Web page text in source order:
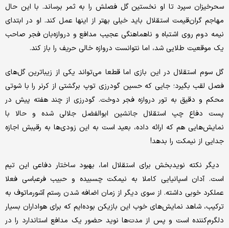
سحرخیزان سپرد تا او نخستین گل فصلش را به ثمر برساند. با این حال
مهاجم گران‌قیمت استقلال باید خیلی بهتر از اینها عمل کند. او در ابتدای
نیمه دوم روی اشتباه و ناهماهنگی عجیب مدافع و دروازه‌بان فجر صاحب
یک موقعیت طلایی شد، اما نتوانست دروازه خالی حریف را باز کند.
گل سوم استقلال در این بازی اما قطعا می‌تواند یکی از زیباترین گل‌های
فصل لقب بگیرد؛ جایی که حسین گودرزی توپ برگشتی از کرنر را با شوتی
محکم و دقیق به تور دروازه فجر دوخت. گودرزی از چند هفته پیش در
پست دفاع چپ استقلال جانشین ابوالفضل جلالی شده و حالا با
نمایش‌هایی هم که ارائه داده، بعید است به این زودی‌ها به رقیبش اجازه
جدایی از نیمکت را بدهد!
دیگر نکته نویدبخش برای استقلال اما، بهبود ساختار دفاعی این تیم
است. آدان اسپانیایی کاملا به نیمکت چسبیده و حبیب فرعباسی فعلا
عملکرد خوبی داشته. از سوی دیگر از زمان اضافه شدن رستم آشورماتوف به
ترکیب، شاهد نمایش‌های خوب این بازیکن بوده‌ایم که برای هواداران بسیار
دلگرم‌کننده است و پس از مدت‌ها نوید حضور یک مدافع استاندارد را در